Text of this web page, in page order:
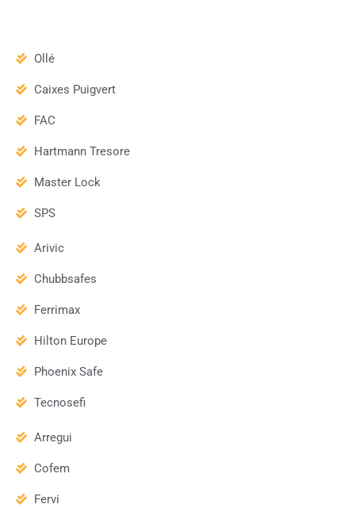
Ollé
Caixes Puigvert
FAC
Hartmann Tresore
Master Lock
SPS
Arivic
Chubbsafes
Ferrimax
Hilton Europe
Phoenix Safe
Tecnosefi
Arregui
Cofem
Fervi